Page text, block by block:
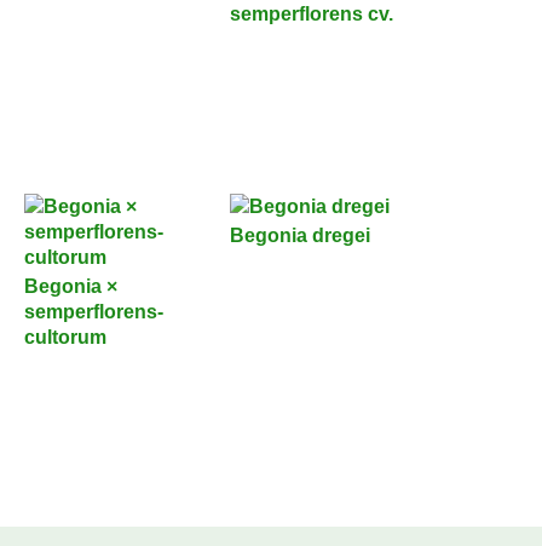
semperflorens cv.
Begonia ×
semperflorens-
cultorum
Begonia dregei